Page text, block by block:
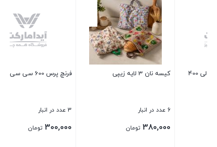
فرنچ پرس 600 سی سی
300,000 تومان